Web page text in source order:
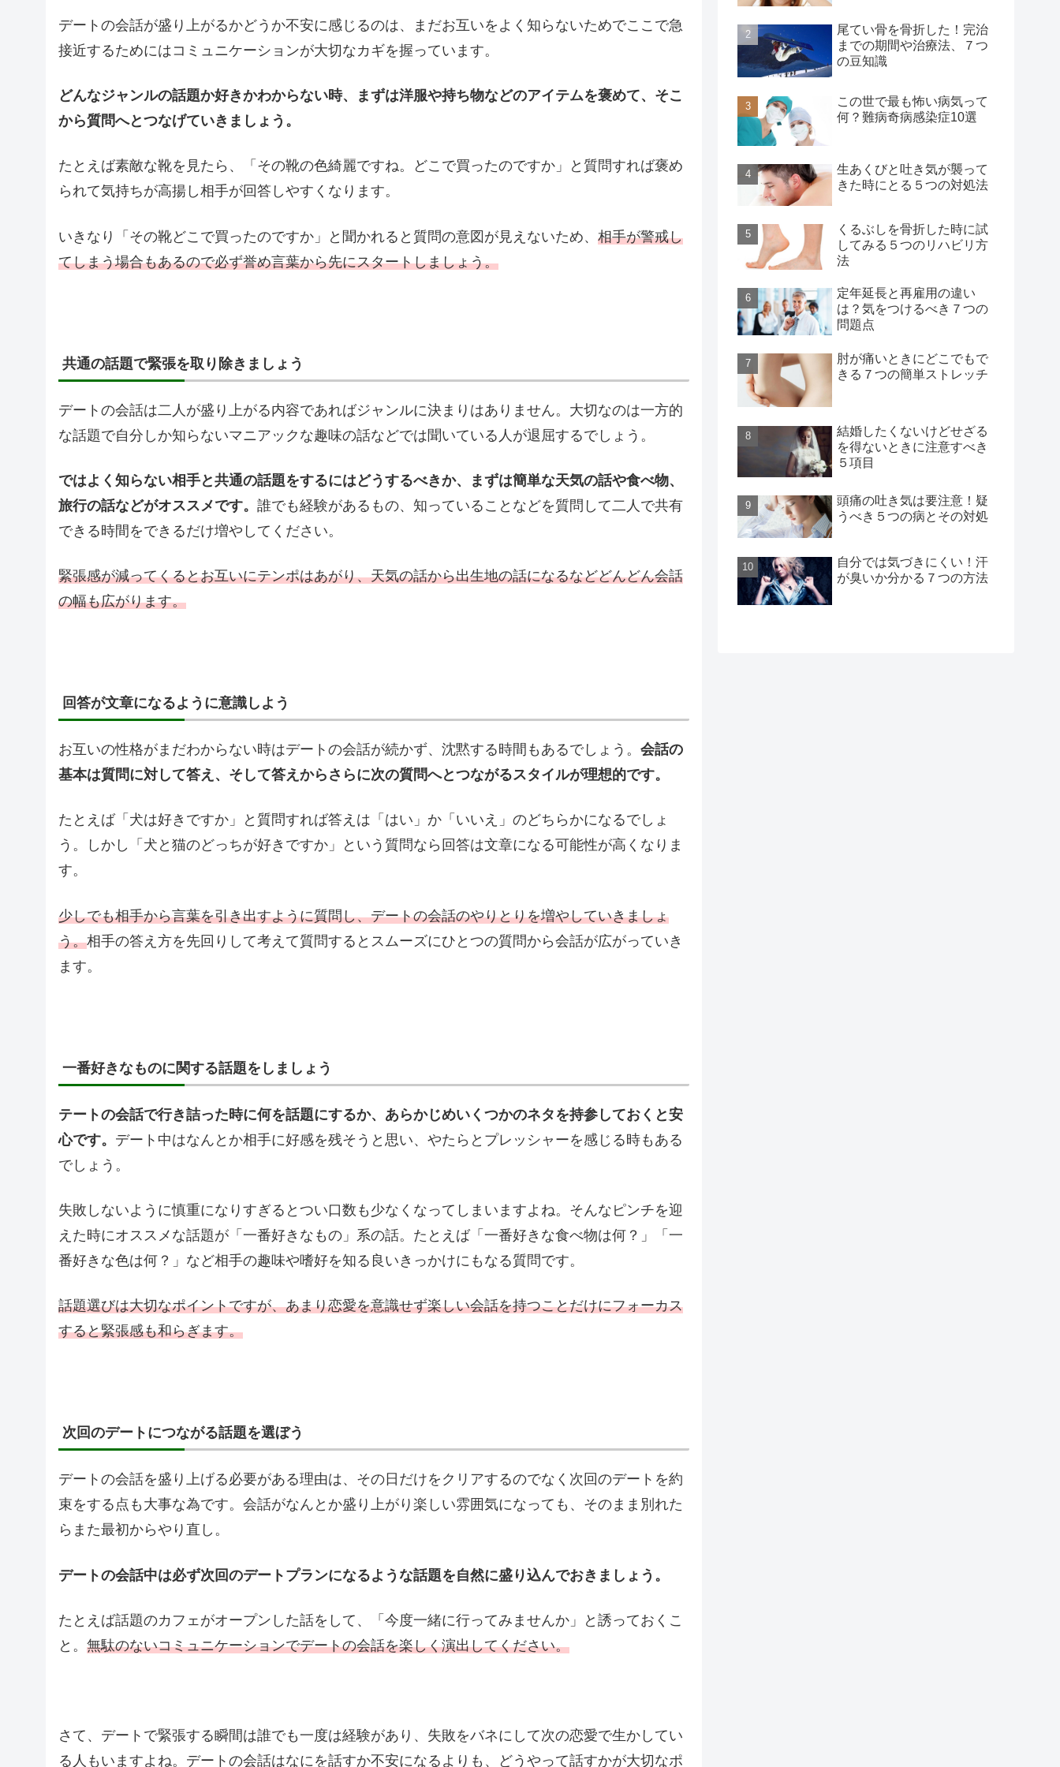
デートの会話が盛り上がるかどうか不安に感じるのは、まだお互いをよく知らないためでここで急
接近するためにはコミュニケーションが大切なカギを握っています。
どんなジャンルの話題か好きかわからない時、まずは洋服や持ち物などのアイテムを褒めて、そこ
から質問へとつなげていきましょう。
たとえば素敵な靴を見たら、「その靴の色綺麗ですね。どこで買ったのですか」と質問すれば褒め
られて気持ちが高揚し相手が回答しやすくなります。
いきなり「その靴どこで買ったのですか」と聞かれると質問の意図が見えないため、 相手が警戒し
てしまう場合もあるので必ず誉め言葉から先にスタートしましょう。
共通の話題で緊張を取り除きましょう
デートの会話は二人が盛り上がる内容であればジャンルに決まりはありません。大切なのは一方的
な話題で自分しか知らないマニアックな趣味の話などでは聞いている人が退屈するでしょう。
ではよく知らない相手と共通の話題をするにはどうするべきか、まずは簡単な天気の話や食べ物、
旅行の話などがオススメです。 誰でも経験があるもの、知っていることなどを質問して二人で共有
できる時間をできるだけ増やしてください。
緊張感が減ってくるとお互いにテンポはあがり、天気の話から出生地の話になるなどどんどん会話
の幅も広がります。
回答が文章になるように意識しよう
お互いの性格がまだわからない時はデートの会話が続かず、沈黙する時間もあるでしょう。 会話の
基本は質問に対して答え、そして答えからさらに次の質問へとつながるスタイルが理想的です。
たとえば「犬は好きですか」と質問すれば答えは「はい」か「いいえ」のどちらかになるでしょ
う。しかし「犬と猫のどっちが好きですか」という質問なら回答は文章になる可能性が高くなりま
す。
少しでも相手から言葉を引き出すように質問し、デートの会話のやりとりを増やしていきましょ
う。相手の答え方を先回りして考えて質問するとスムーズにひとつの質問から会話が広がっていき
ます。
一番好きなものに関する話題をしましょう
テートの会話で行き詰った時に何を話題にするか、あらかじめいくつかのネタを持参しておくと安
心です。 デート中はなんとか相手に好感を残そうと思い、やたらとプレッシャーを感じる時もある
でしょう。
失敗しないように慎重になりすぎるとつい口数も少なくなってしまいますよね。そんなピンチを迎
えた時にオススメな話題が「一番好きなもの」系の話。たとえば「一番好きな食べ物は何？」「一
番好きな色は何？」など相手の趣味や嗜好を知る良いきっかけにもなる質問です。
話題選びは大切なポイントですが、あまり恋愛を意識せず楽しい会話を持つことだけにフォーカス
すると緊張感も和らぎます。
次回のデートにつながる話題を選ぼう
デートの会話を盛り上げる必要がある理由は、その日だけをクリアするのでなく次回のデートを約
束をする点も大事な為です。会話がなんとか盛り上がり楽しい雰囲気になっても、そのまま別れた
らまた最初からやり直し。
デートの会話中は必ず次回のデートプランになるような話題を自然に盛り込んでおきましょう。
たとえば話題のカフェがオープンした話をして、「今度一緒に行ってみませんか」と誘っておくこ
と。 無駄のないコミュニケーションでデートの会話を楽しく演出してください。
さて、デートで緊張する瞬間は誰でも一度は経験があり、失敗をバネにして次の恋愛で生かしてい
る人もいますよね。デートの会話はなにを話すか不安になるよりも、どうやって話すかが大切なポ
尾てい骨を骨折した！完治
までの期間や治療法、７つ
の豆知識
この世で最も怖い病気って
何？難病奇病感染症10選
生あくびと吐き気が襲って
きた時にとる５つの対処法
くるぶしを骨折した時に試
してみる５つのリハビリ方
法
定年延長と再雇用の違い
は？気をつけるべき７つの
問題点
肘が痛いときにどこでもで
きる７つの簡単ストレッチ
結婚したくないけどせざる
を得ないときに注意すべき
５項目
頭痛の吐き気は要注意！疑
うべき５つの病とその対処
自分では気づきにくい！汗
が臭いか分かる７つの方法